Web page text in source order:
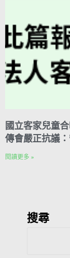
國立客家兒童
傳會嚴正抗議
閱讀更多 »
搜尋